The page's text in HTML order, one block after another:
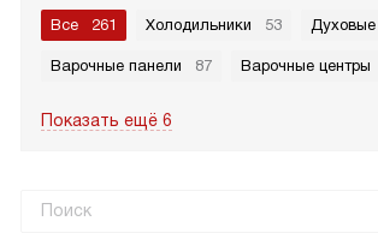
Все 261 Холодильники 53
Варочные панели 87 Варочные центры
Показать ещё 6